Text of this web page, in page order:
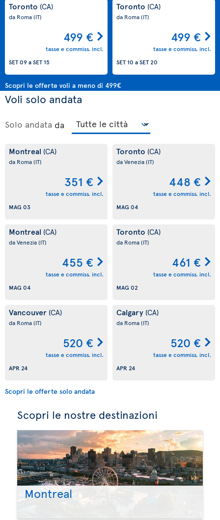
Toronto (CA)
da Roma(IT)
499 €
tasse e commiss. incl.
SET 09aSET 15
Toronto (CA)
da Roma(IT)
499 €
tasse e commiss. incl.
SET 10 aSET 20
Scopri le offerte voli a meno di 499€
Voli solo andata
Solo andata da
Montreal (CA)
da Roma(IT)
351 €
tasse e commiss. incl.
MAG 03
Toronto (CA)
da Venezia(IT)
448 €
tasse e commiss. incl.
MAG 04
Montreal (CA)
da Venezia(IT)
455 €
tasse e commiss. incl.
MAG 04
Toronto (CA)
da Roma(IT)
461 €
tasse e commiss. incl.
MAG 02
Vancouver (CA)
da Roma(IT)
520 €
tasse e commiss. incl.
APR 24
Calgary (CA)
da Roma(IT)
520 €
tasse e commiss. incl.
APR 24
Scopri le offerte solo andata
Scopri le nostre destinazioni
Montreal